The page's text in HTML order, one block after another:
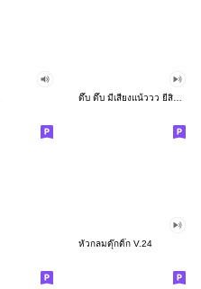
ดึ๊บ ดึ๊บ มีเสียงแน้ววว ยี่สิบสอง
หัวกลมดุ๊กดิ๊ก V.24